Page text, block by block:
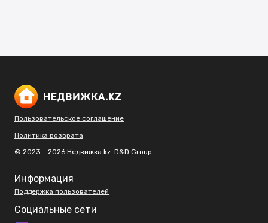
Пользовательское соглашение
Политика возврата
© 2023 - 2026 Недвижка.kz. D&D Group
Информация
Поддержка пользователей
Социальные сети